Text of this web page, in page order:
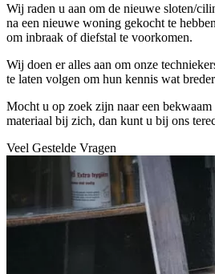
Wij raden u aan om de nieuwe sloten/
na een nieuwe woning gekocht te
om inbraak of diefstal te voorkomen.
Wij doen er alles aan om onze
te laten volgen om hun kennis wat
Mocht u op zoek zijn naar een bekwaam
materiaal bij zich, dan kunt u bij ons
Veel Gestelde Vragen